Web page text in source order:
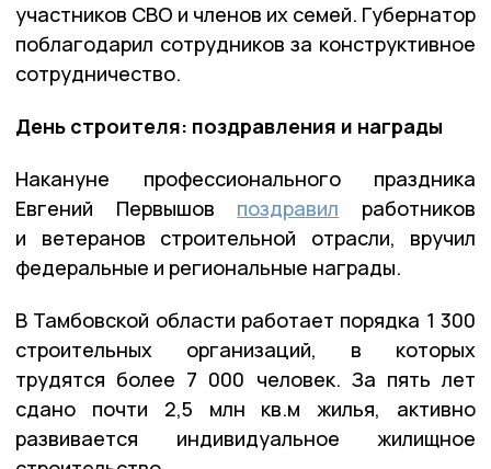
участников СВО и членов их семей. Губернатор
поблагодарил сотрудников за конструктивное
сотрудничество.
День строителя: поздравления и награды
Накануне профессионального праздника
Евгений Первышов поздравил работников
и ветеранов строительной отрасли, вручил
федеральные и региональные награды.
В Тамбовской области работает порядка 1 300
строительных организаций, в которых
трудятся более 7 000 человек. За пять лет
сдано почти 2,5 млн кв.м жилья, активно
развивается индивидуальное жилищное